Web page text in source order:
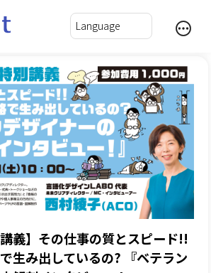
講義】その仕事の質とスピード!!
生み出しているの? 『ベテラン